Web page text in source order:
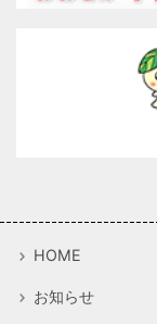
HOME
お知らせ